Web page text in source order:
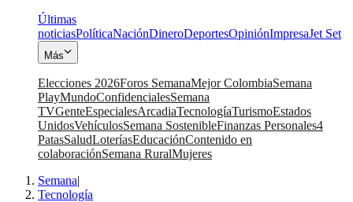
Últimas
noticiasPolíticaNaciónDineroDeportesOpiniónImpresaJet Set
Más
Elecciones 2026Foros SemanaMejor ColombiaSemana
PlayMundoConfidencialesSemana
TVGenteEspecialesArcadiaTecnologíaTurismoEstados
UnidosVehículosSemana SostenibleFinanzas Personales4
PatasSaludLoteríasEducaciónContenido en
colaboraciónSemana RuralMujeres
Semana|
Tecnología